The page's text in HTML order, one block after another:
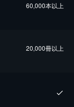
60,000本以上
20,000冊以上